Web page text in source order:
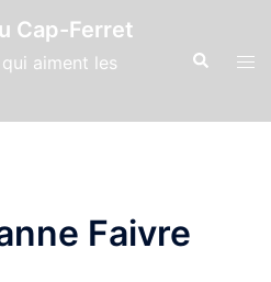
Cap-Ferret
aiment les
Faivre